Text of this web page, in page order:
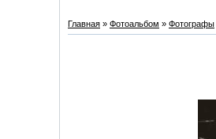
Главная » Фотоальбом » Фотографы